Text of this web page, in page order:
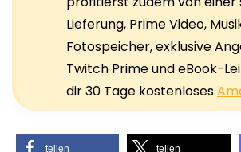
Lieferung, Prime Video,
Fotospeicher, exklusive
Twitch Prime und eBook-
dir 30 Tage kostenloses
teilen teilen